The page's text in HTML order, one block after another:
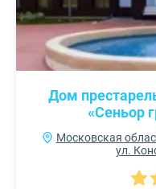
Дом
«Сеньор
Московская
ул.